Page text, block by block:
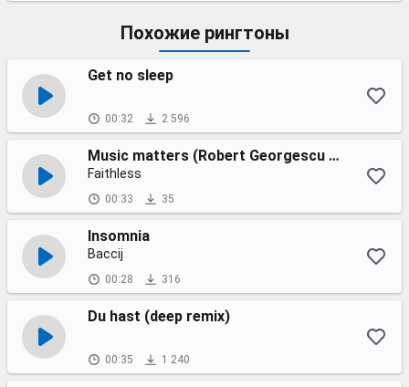
Похожие рингтоны
Get no sleep
00:32 2 596
Music matters (Robert Georgescu and White remix extended)
Faithless
00:33 35
Insomnia
Baccij
00:28 316
Du hast (deep remix)
00:35 1 240